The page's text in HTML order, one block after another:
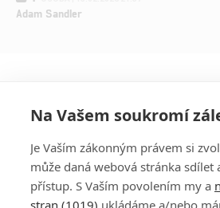
Adam Sandler
Na Vašem soukromí
Je Vaším zákonným právem si
může daná webová stránka
přístup. S Vaším povolením my a
stran (1019) ukládáme a/nebo